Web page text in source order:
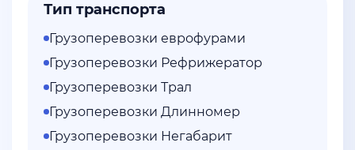
Тип транспорта
Грузоперевозки еврофурами
Грузоперевозки Рефрижератор
Грузоперевозки Трал
Грузоперевозки Длинномер
Грузоперевозки Негабарит